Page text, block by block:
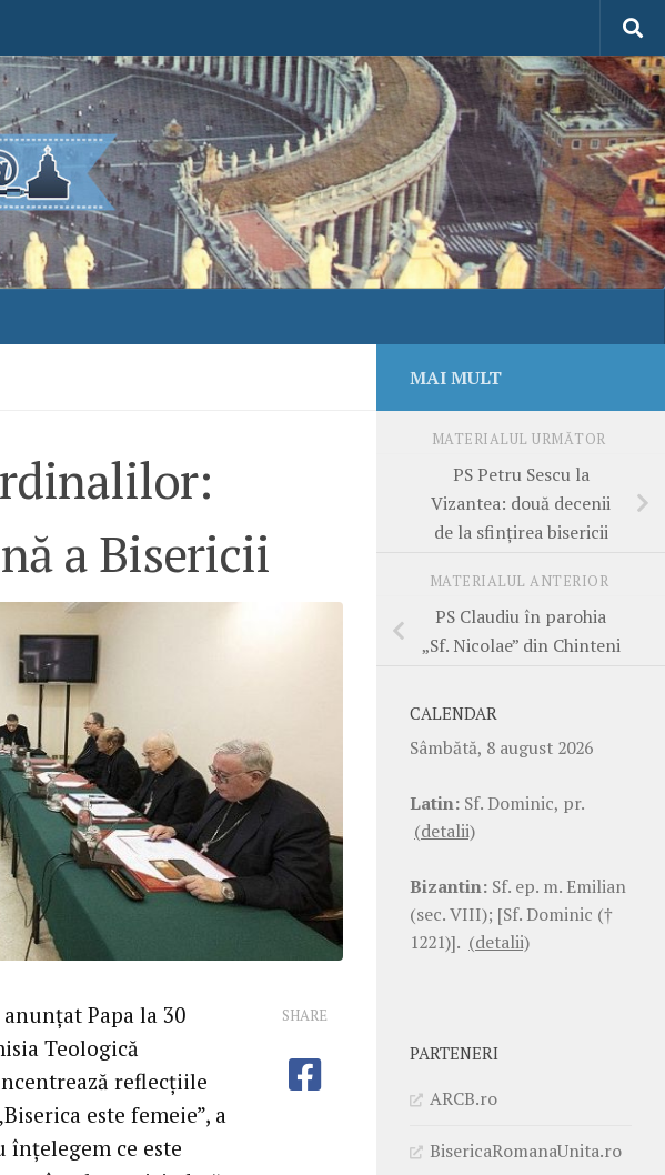
a Bisericii
Papa la 30
Teologică
reflecțiile
este femeie”, a
înțelegem ce este
SHARE
MAI MULT
MATERIALUL URMĂTOR
PS Petru Sescu la
Vizantea: două decenii
de la sfințirea bisericii
MATERIALUL ANTERIOR
PS Claudiu în parohia
„Sf. Nicolae” din Chinteni
CALENDAR
Sâmbătă, 8 august 2026
Latin: Sf. Dominic, pr.
(detalii)
Bizantin: Sf. ep. m. Emilian
(sec. VIII); [Sf. Dominic (†
1221)]. (detalii)
PARTENERI
ARCB.ro
BisericaRomanaUnita.ro